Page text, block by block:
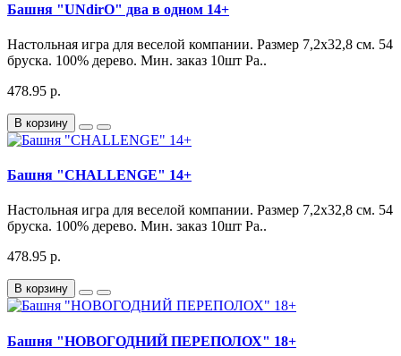
Башня "UNdirO" два в одном 14+
Настольная игра для веселой компании. Размер 7,2х32,8 см. 54
бруска. 100% дерево. Мин. заказ 10шт Ра..
478.95 р.
В корзину
Башня "CHALLENGE" 14+
Настольная игра для веселой компании. Размер 7,2х32,8 см. 54
бруска. 100% дерево. Мин. заказ 10шт Ра..
478.95 р.
В корзину
Башня "НОВОГОДНИЙ ПЕРЕПОЛОХ" 18+